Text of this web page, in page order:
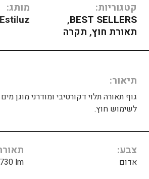
קטגוריות:
BEST SELLERS
,
תאורת חוץ, תקרה
מותג:
Estiluz
תיאור
לשימוש חוץ.
צבע
אדום lm